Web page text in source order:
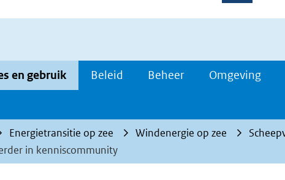
en gebruik Beleid Beheer Omgeving
Energietransitie op zee Windenergie op zee
in kenniscommunity